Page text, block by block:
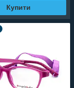
Купити